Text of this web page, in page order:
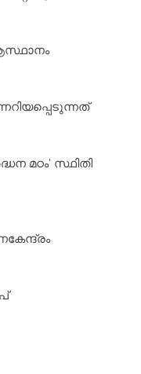
മഠം' സ്ഥിതി